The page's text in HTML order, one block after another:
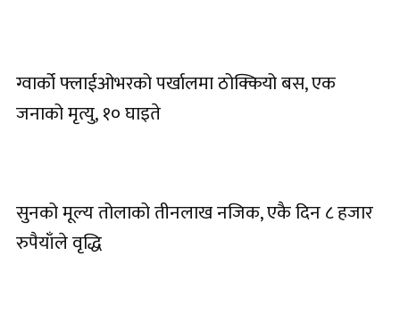
ग्वार्को फ्लाईओभरको पर्खालमा ठोक्कियो बस, एक
जनाको मृत्यु, १० घाइते
सुनको मूल्य तोलाको तीनलाख नजिक, एकै दिन ८ हजार
रुपैयाँले वृद्धि